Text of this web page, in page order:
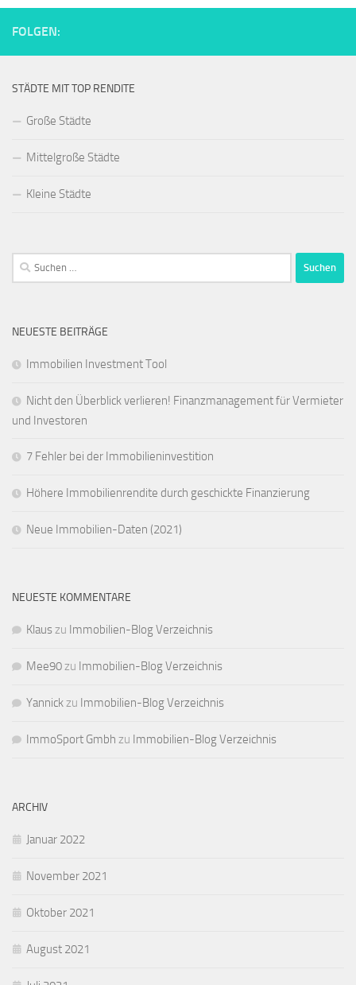
FOLGEN:
STÄDTE MIT TOP RENDITE
Große Städte
Mittelgroße Städte
Kleine Städte
Suchen
nach:
NEUESTE BEITRÄGE
Immobilien Investment Tool
Nicht den Überblick verlieren! Finanzmanagement für Vermieter
und Investoren
7 Fehler bei der Immobilieninvestition
Höhere Immobilienrendite durch geschickte Finanzierung
Neue Immobilien-Daten (2021)
NEUESTE KOMMENTARE
Klauszu Immobilien-Blog Verzeichnis
Mee90zu Immobilien-Blog Verzeichnis
Yannickzu Immobilien-Blog Verzeichnis
ImmoSport Gmbh zu Immobilien-Blog Verzeichnis
ARCHIV
Januar 2022
November 2021
Oktober 2021
August 2021